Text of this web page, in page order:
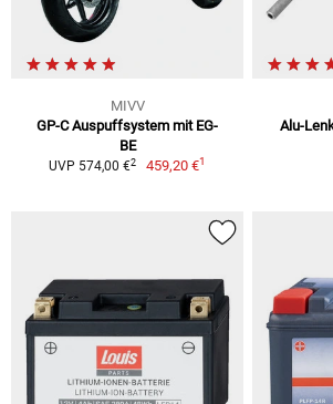
MIVV
GP-C Auspuffsystem mit EG-
BE
UVP 574,00 €2 459,20 €1
Alu-